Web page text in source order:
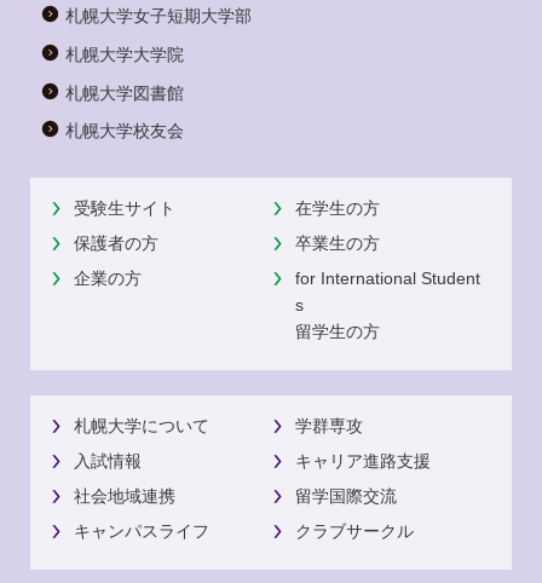
札幌大学女子短期大学部
札幌大学大学院
札幌大学図書館
札幌大学校友会
受験生サイト
在学生の方
保護者の方
卒業生の方
企業の方
for International Student
s
留学生の方
札幌大学について
学群専攻
入試情報
キャリア進路支援
社会地域連携
留学国際交流
キャンパスライフ
クラブサークル